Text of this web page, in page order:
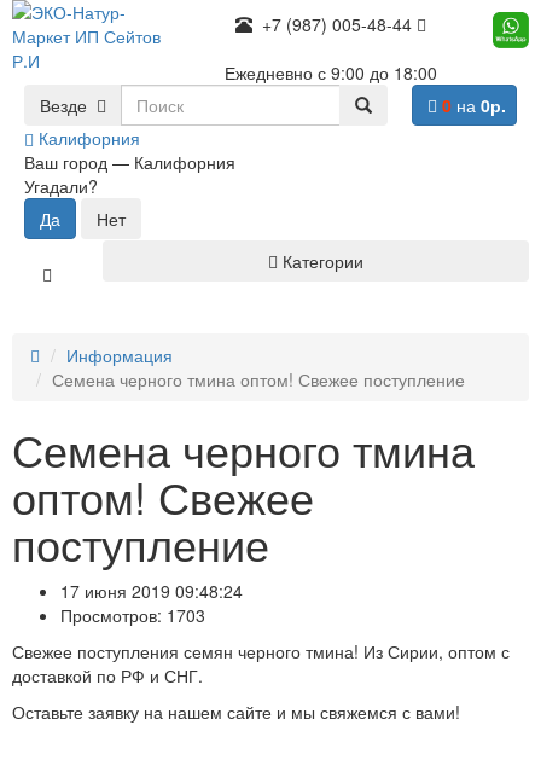
+7 (987) 005-48-44
Ежедневно с 9:00 до 18:00
Везде
Калифорния
Ваш город — Калифорния
Угадали?
0 на 0р.
Категории
Информация
Семена черного тмина оптом! Свежее поступление
Семена черного тмина
оптом! Свежее
поступление
17 июня 2019 09:48:24
Просмотров: 1703
Свежее поступления семян черного тмина! Из Сирии, оптом с
доставкой по РФ и СНГ.
Оставьте заявку на нашем сайте и мы свяжемся с вами!